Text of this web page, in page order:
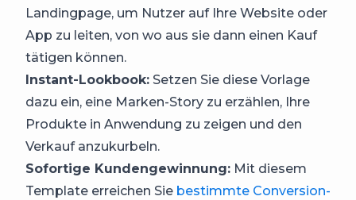
Landingpage, um Nutzer auf Ihre Website oder
App zu leiten, von wo aus sie dann einen Kauf
tätigen können.
Instant-Lookbook: Setzen Sie diese Vorlage
dazu ein, eine Marken-Story zu erzählen, Ihre
Produkte in Anwendung zu zeigen und den
Verkauf anzukurbeln.
Sofortige Kundengewinnung: Mit diesem
Template erreichen Sie bestimmte Conversion-